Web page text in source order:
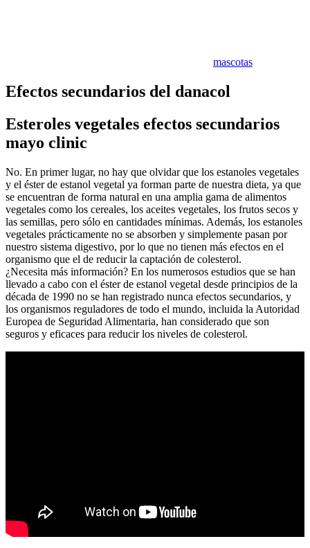
mascotas
Efectos secundarios del danacol
Esteroles vegetales efectos secundarios
mayo clinic
No. En primer lugar, no hay que olvidar que los estanoles vegetales
y el éster de estanol vegetal ya forman parte de nuestra dieta, ya que
se encuentran de forma natural en una amplia gama de alimentos
vegetales como los cereales, los aceites vegetales, los frutos secos y
las semillas, pero sólo en cantidades mínimas. Además, los estanoles
vegetales prácticamente no se absorben y simplemente pasan por
nuestro sistema digestivo, por lo que no tienen más efectos en el
organismo que el de reducir la captación de colesterol.
¿Necesita más información? En los numerosos estudios que se han
llevado a cabo con el éster de estanol vegetal desde principios de la
década de 1990 no se han registrado nunca efectos secundarios, y
los organismos reguladores de todo el mundo, incluida la Autoridad
Europea de Seguridad Alimentaria, han considerado que son
seguros y eficaces para reducir los niveles de colesterol.